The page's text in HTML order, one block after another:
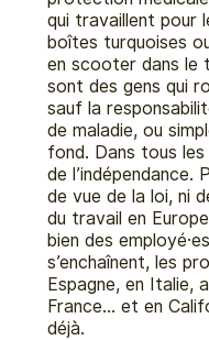
qui travaillent pour
boîtes turquoises
en scooter dans le
sont des gens qui
sauf la
de maladie, ou
fond. Dans tous
de l’indépendance.
de vue de la loi, ni
du travail en
bien des
s’enchaînent, les
Espagne, en Italie,
France… et en
déjà.